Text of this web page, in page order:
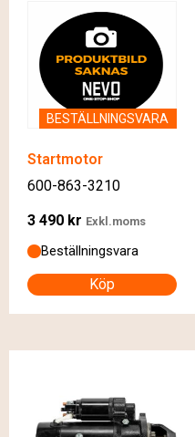
BESTÄLLNINGSVARA
Startmotor
600-863-3210
3 490 kr Exkl.moms
Beställningsvara
Köp